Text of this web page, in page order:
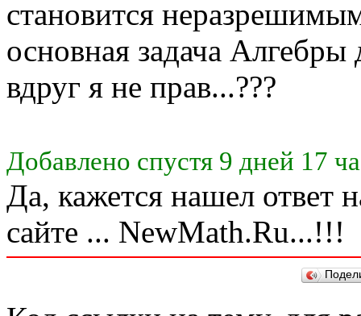
становится
основная задача
вдруг я не прав...???
Добавлено спустя 9 дней 17
Да, кажется нашел ответ
сайте ... NewMath.Ru...!!!